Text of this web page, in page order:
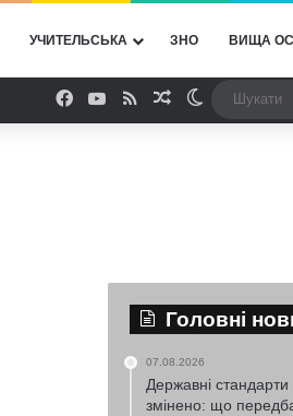
УЧИТЕЛЬСЬКА ЗНО ВИЩА
Facebook
YouTube
RSSВипадковаSwitch skin
Головні
07.08.2026
Державні стандарти
змінено: що